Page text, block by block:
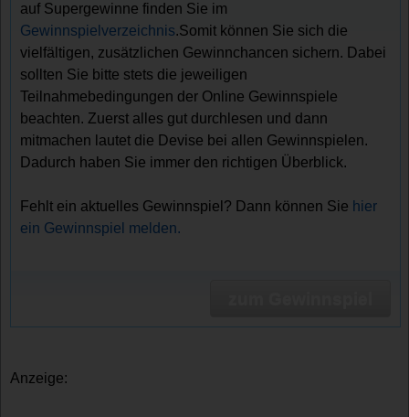
auf Supergewinne finden Sie im
Gewinnspielverzeichnis.Somit können Sie sich die
vielfältigen, zusätzlichen Gewinnchancen sichern. Dabei
sollten Sie bitte stets die jeweiligen
Teilnahmebedingungen der Online Gewinnspiele
beachten. Zuerst alles gut durchlesen und dann
mitmachen lautet die Devise bei allen Gewinnspielen.
Dadurch haben Sie immer den richtigen Überblick.
Fehlt ein aktuelles Gewinnspiel? Dann können Sie hier
ein Gewinnspiel melden.
Anzeige: